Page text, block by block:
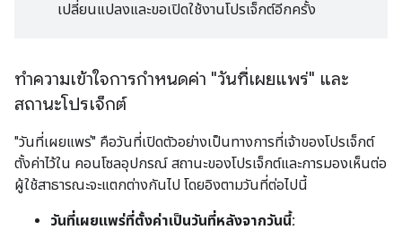
เปลี่ยนแปลงและขอเปิดใช้งานโปรเจ็กต์อีกครั้ง
ทำความเข้าใจการกำหนดค่า "วันที่เผยแพร่" และ
สถานะโปรเจ็กต์
"วันที่เผยแพร่" คือวันที่เปิดตัวอย่างเป็นทางการที่เจ้าของโปรเจ็กต์
ตั้งค่าไว้ใน คอนโซลอุปกรณ์ สถานะของโปรเจ็กต์และการมองเห็นต่อ
ผู้ใช้สาธารณะจะแตกต่างกันไป โดยอิงตามวันที่ต่อไปนี้
วันที่เผยแพร่ที่ตั้งค่าเป็นวันที่หลังจากวันนี้: